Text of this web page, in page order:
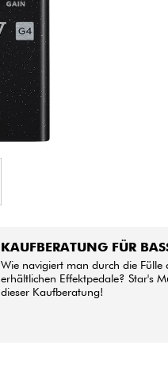
KAUFBERATUNG FÜR
Wie navigiert man durch die
erhältlichen Effektpedale? Star's
dieser Kaufberatung!